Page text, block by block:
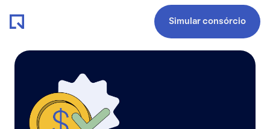
Simular consórcio